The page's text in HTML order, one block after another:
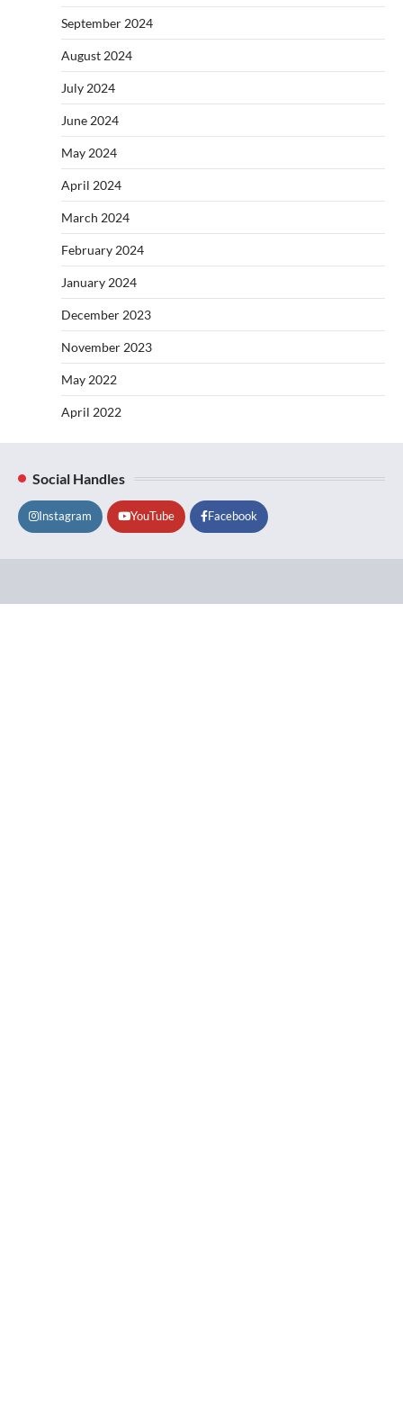
September 2024
August 2024
July 2024
June 2024
May 2024
April 2024
March 2024
February 2024
January 2024
December 2023
November 2023
May 2022
April 2022
Social Handles
Instagram YouTube Facebook